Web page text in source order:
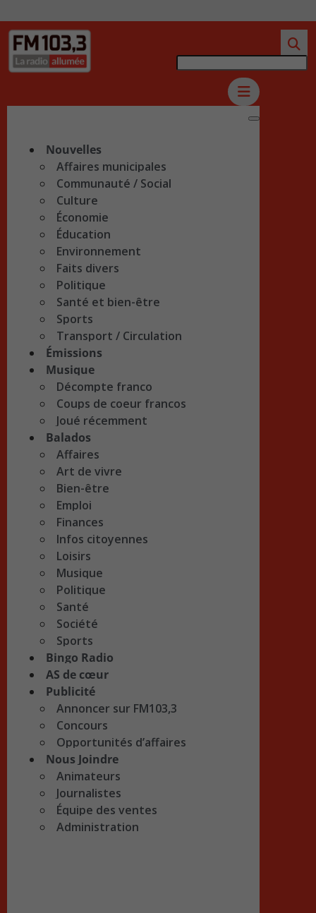
Nouvelles
Affaires municipales
Communauté / Social
Culture
Économie
Éducation
Environnement
Faits divers
Politique
Santé et bien-être
Sports
Transport / Circulation
Émissions
Musique
Décompte franco
Coups de coeur francos
Joué récemment
Balados
Affaires
Art de vivre
Bien-être
Emploi
Finances
Infos citoyennes
Loisirs
Musique
Politique
Santé
Société
Sports
Bingo Radio
AS de cœur
Publicité
Annoncer sur FM103,3
Concours
Opportunités d’affaires
Nous Joindre
Animateurs
Journalistes
Équipe des ventes
Administration